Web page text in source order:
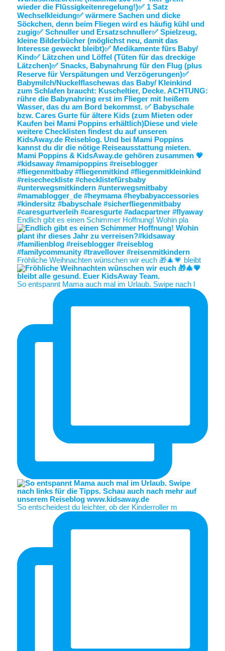
Endlich gibt es einen Schimmer Hoffnung! Wohin pla
Fröhliche Weihnachten wünschen wir euch 🎁🎄💗 bleibt
So entspannt Mama auch mal im Urlaub. Swipe nach l
So entscheidest du leichter, ob der Kinderroller m